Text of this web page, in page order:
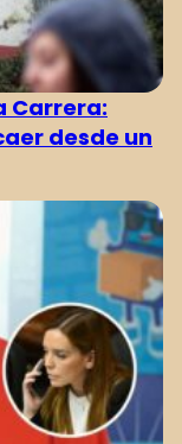
Carrera:
desde un